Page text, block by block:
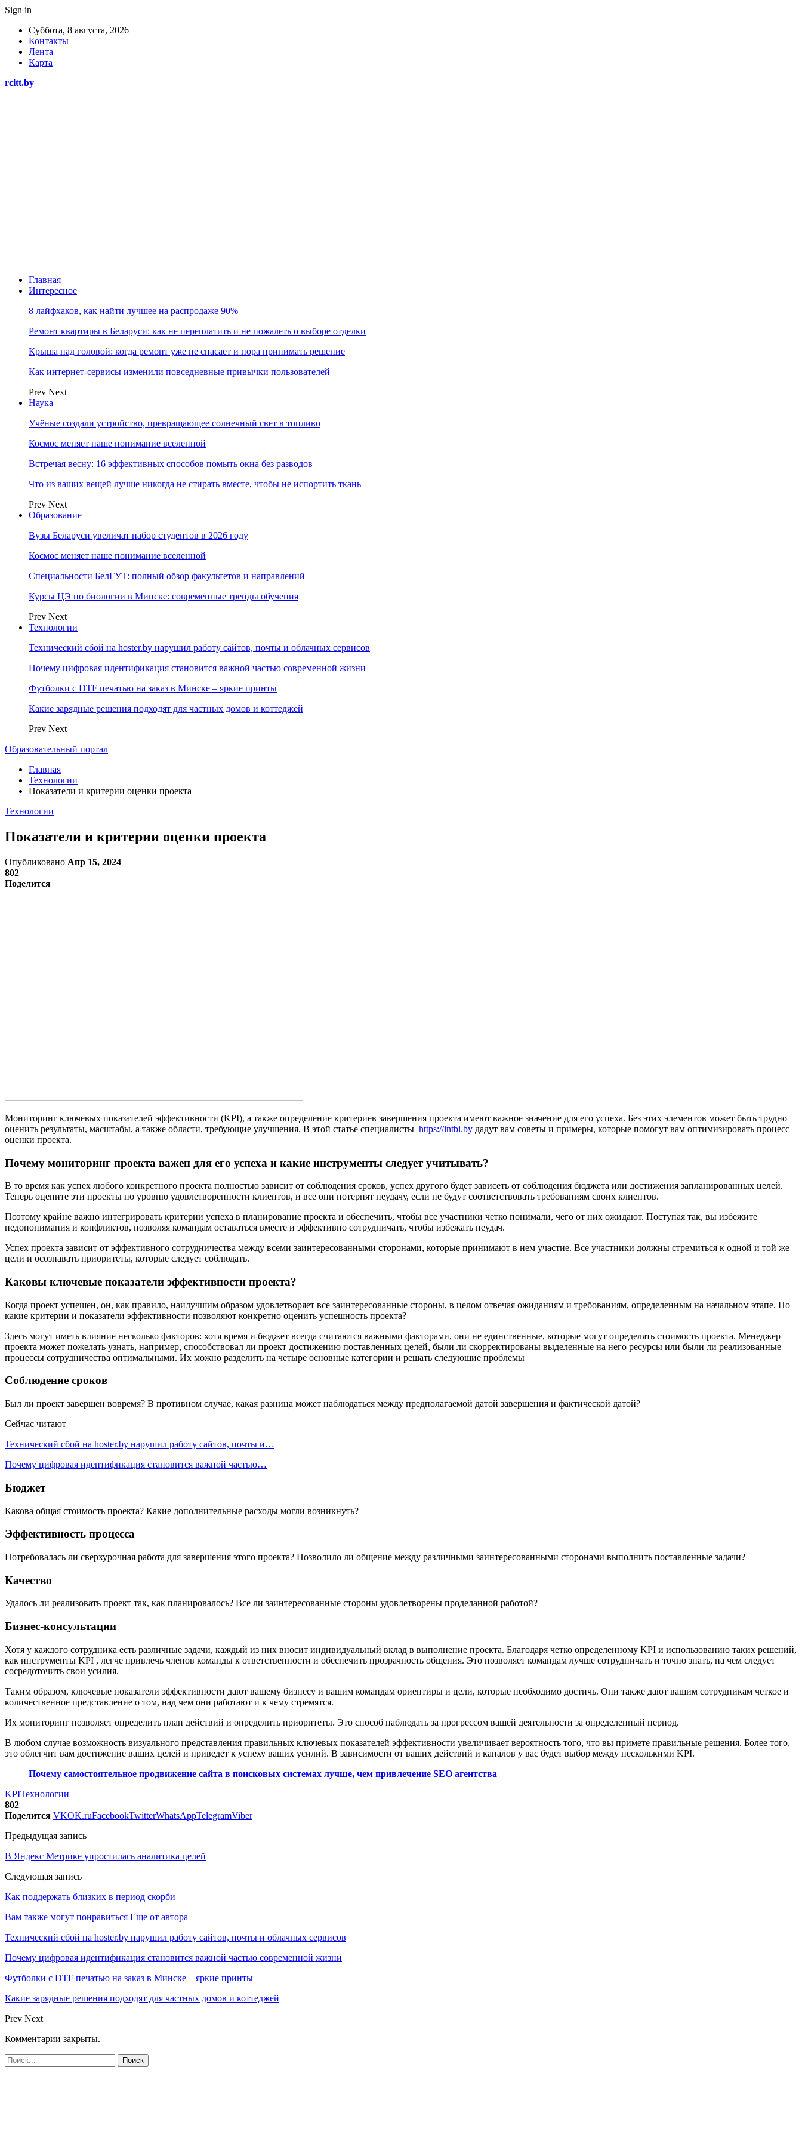
Sign in
Суббота, 8 августа, 2026
Контакты
Лента
Карта
rcitt.by
Главная
Интересное
8 лайфхаков, как найти лучшее на распродаже 90%
Ремонт квартиры в Беларуси: как не переплатить и не пожалеть о выборе отделки
Крыша над головой: когда ремонт уже не спасает и пора принимать решение
Как интернет-сервисы изменили повседневные привычки пользователей
Prev Next
Наука
Учёные создали устройство, превращающее солнечный свет в топливо
Космос меняет наше понимание вселенной
Встречая весну: 16 эффективных способов помыть окна без разводов
Что из ваших вещей лучше никогда не стирать вместе, чтобы не испортить ткань
Prev Next
Образование
Вузы Беларуси увеличат набор студентов в 2026 году
Космос меняет наше понимание вселенной
Специальности БелГУТ: полный обзор факультетов и направлений
Курсы ЦЭ по биологии в Минске: современные тренды обучения
Prev Next
Технологии
Технический сбой на hoster.by нарушил работу сайтов, почты и облачных сервисов
Почему цифровая идентификация становится важной частью современной жизни
Футболки с DTF печатью на заказ в Минске – яркие принты
Какие зарядные решения подходят для частных домов и коттеджей
Prev Next
Образовательный портал
Главная
Технологии
Показатели и критерии оценки проекта
Технологии
Показатели и критерии оценки проекта
Опубликовано Апр 15, 2024
802
Поделится
Мониторинг ключевых показателей эффективности (KPI), а также определение критериев завершения проекта имеют важное значение для его успеха. Без этих элементов может быть трудно
оценить результаты, масштабы, а также области, требующие улучшения. В этой статье специалисты https://intbi.by дадут вам советы и примеры, которые помогут вам оптимизировать процесс
оценки проекта.
Почему мониторинг проекта важен для его успеха и какие инструменты следует учитывать?
В то время как успех любого конкретного проекта полностью зависит от соблюдения сроков, успех другого будет зависеть от соблюдения бюджета или достижения запланированных целей.
Теперь оцените эти проекты по уровню удовлетворенности клиентов, и все они потерпят неудачу, если не будут соответствовать требованиям своих клиентов.
Поэтому крайне важно интегрировать критерии успеха в планирование проекта и обеспечить, чтобы все участники четко понимали, чего от них ожидают. Поступая так, вы избежите
недопонимания и конфликтов, позволяя командам оставаться вместе и эффективно сотрудничать, чтобы избежать неудач.
Успех проекта зависит от эффективного сотрудничества между всеми заинтересованными сторонами, которые принимают в нем участие. Все участники должны стремиться к одной и той же
цели и осознавать приоритеты, которые следует соблюдать.
Каковы ключевые показатели эффективности проекта?
Когда проект успешен, он, как правило, наилучшим образом удовлетворяет все заинтересованные стороны, в целом отвечая ожиданиям и требованиям, определенным на начальном этапе. Но
какие критерии и показатели эффективности позволяют конкретно оценить успешность проекта?
Здесь могут иметь влияние несколько факторов: хотя время и бюджет всегда считаются важными факторами, они не единственные, которые могут определять стоимость проекта. Менеджер
проекта может пожелать узнать, например, способствовал ли проект достижению поставленных целей, были ли скорректированы выделенные на него ресурсы или были ли реализованные
процессы сотрудничества оптимальными. Их можно разделить на четыре основные категории и решать следующие проблемы
Соблюдение сроков
Был ли проект завершен вовремя? В противном случае, какая разница может наблюдаться между предполагаемой датой завершения и фактической датой?
Сейчас читают
Технический сбой на hoster.by нарушил работу сайтов, почты и…
Почему цифровая идентификация становится важной частью…
Бюджет
Какова общая стоимость проекта? Какие дополнительные расходы могли возникнуть?
Эффективность процесса
Потребовалась ли сверхурочная работа для завершения этого проекта? Позволило ли общение между различными заинтересованными сторонами выполнить поставленные задачи?
Качество
Удалось ли реализовать проект так, как планировалось? Все ли заинтересованные стороны удовлетворены проделанной работой?
Бизнес-консультации
Хотя у каждого сотрудника есть различные задачи, каждый из них вносит индивидуальный вклад в выполнение проекта. Благодаря четко определенному KPI и использованию таких решений,
как инструменты KPI , легче привлечь членов команды к ответственности и обеспечить прозрачность общения. Это позволяет командам лучше сотрудничать и точно знать, на чем следует
сосредоточить свои усилия.
Таким образом, ключевые показатели эффективности дают вашему бизнесу и вашим командам ориентиры и цели, которые необходимо достичь. Они также дают вашим сотрудникам четкое и
количественное представление о том, над чем они работают и к чему стремятся.
Их мониторинг позволяет определить план действий и определить приоритеты. Это способ наблюдать за прогрессом вашей деятельности за определенный период.
В любом случае возможность визуального представления правильных ключевых показателей эффективности увеличивает вероятность того, что вы примете правильные решения. Более того,
это облегчит вам достижение ваших целей и приведет к успеху ваших усилий. В зависимости от ваших действий и каналов у вас будет выбор между несколькими KPI.
Почему самостоятельное продвижение сайта в поисковых системах лучше, чем привлечение SEO агентства
KPIТехнологии
802
Поделится VKOK.ruFacebookTwitterWhatsAppTelegramViber
Предыдущая запись
В Яндекс Метрике упростилась аналитика целей
Следующая запись
Как поддержать близких в период скорби
Вам также могут понравиться Еще от автора
Технический сбой на hoster.by нарушил работу сайтов, почты и облачных сервисов
Почему цифровая идентификация становится важной частью современной жизни
Футболки с DTF печатью на заказ в Минске – яркие принты
Какие зарядные решения подходят для частных домов и коттеджей
Prev Next
Комментарии закрыты.